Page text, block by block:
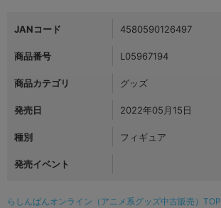
JANコード 4580590126497
商品番号 L05967194
商品カテゴリ グッズ
発売日 2022年05月15日
種別 フィギュア
発売イベント
らしんばんオンライン（アニメ系グッズ中古販売）TOP